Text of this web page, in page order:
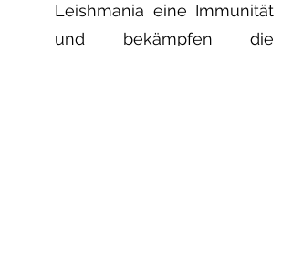
Leishmania eine Immunität
und bekämpfen die